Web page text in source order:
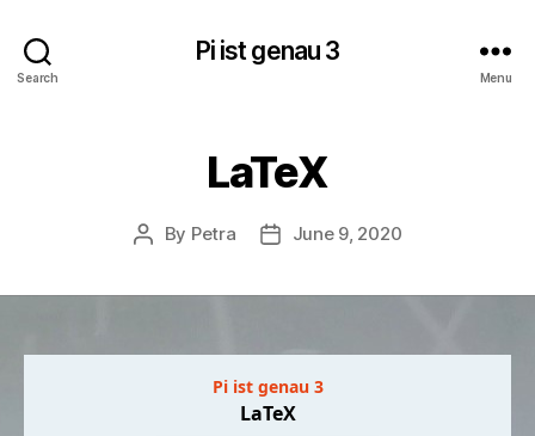
Search
Pi ist genau 3
Menu
LaTeX
Post
By Petra
PostJune 9, 2020